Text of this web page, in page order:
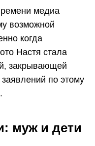
медиа
возможной
когда
Настя стала
закрывающей
по этому
муж и дети